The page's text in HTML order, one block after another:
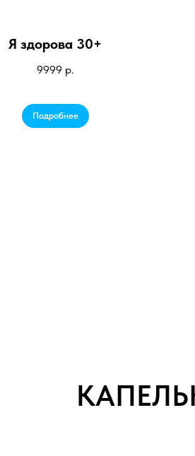
Я здорова 30+
9999 р.
Подробнее